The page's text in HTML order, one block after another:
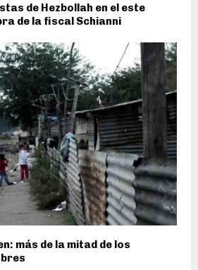
de Hezbollah en el este
de la fiscal Schianni
más de la mitad de los